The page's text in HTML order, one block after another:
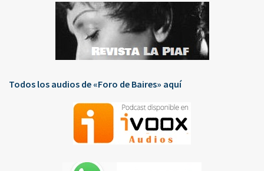
Todos los audios de «Foro de Baires» aquí